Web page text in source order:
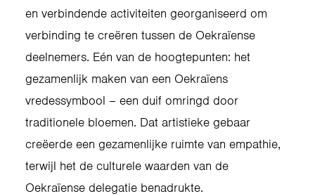
en verbindende activiteiten georganiseerd om
verbinding te creëren tussen de Oekraïense
deelnemers. Eén van de hoogtepunten: het
gezamenlijk maken van een Oekraïens
vredessymbool – een duif omringd door
traditionele bloemen. Dat artistieke gebaar
creëerde een gezamenlijke ruimte van empathie,
terwijl het de culturele waarden van de
Oekraïense delegatie benadrukte.